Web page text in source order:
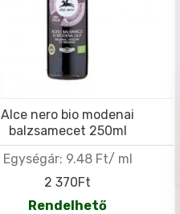
Egységár: 9.48 Ft/ ml
Alce nero bio modenai
balzsamecet 250ml
2 370Ft
Rendelhető